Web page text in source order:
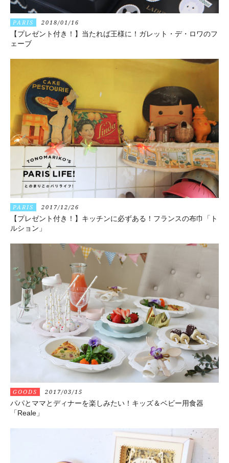
PARIS 2018/01/16
【プレゼント付き！】当たれば王様に！ガレット・デ・ロワのフ
ェーブ
PARIS 2017/12/26
【プレゼント付き！】キッチンに必ずある！フランスの布巾「ト
ルション」
GOODS 2017/03/15
パパとママとディナーを楽しみたい！キッズ＆ベビー用食器
「Reale」